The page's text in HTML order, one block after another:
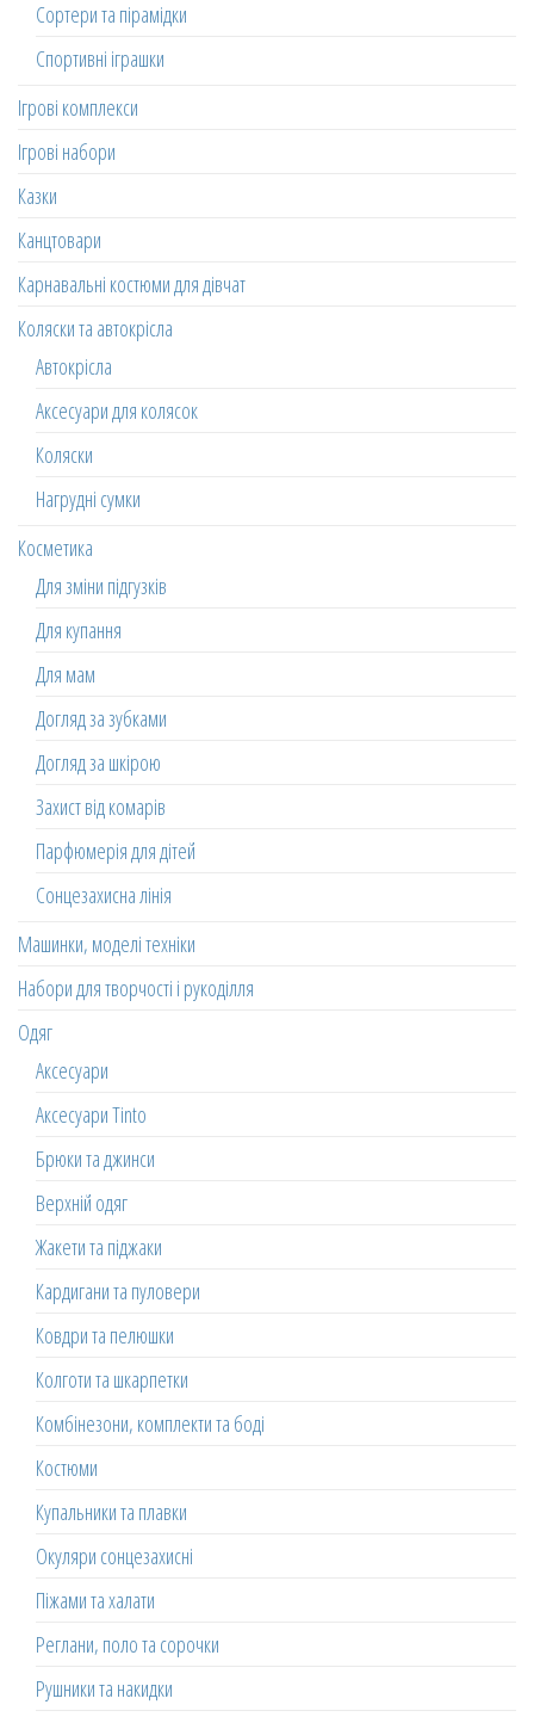
Сортери та пірамідки
Спортивні іграшки
Ігрові комплекси
Ігрові набори
Казки
Канцтовари
Карнавальні костюми для дівчат
Коляски та автокрісла
Автокрісла
Аксесуари для колясок
Коляски
Нагрудні сумки
Косметика
Для зміни підгузків
Для купання
Для мам
Догляд за зубками
Догляд за шкірою
Захист від комарів
Парфюмерія для дітей
Сонцезахисна лінія
Машинки, моделі техніки
Набори для творчості і рукоділля
Одяг
Аксесуари
Аксесуари Tinto
Брюки та джинси
Верхній одяг
Жакети та піджаки
Кардигани та пуловери
Ковдри та пелюшки
Колготи та шкарпетки
Комбінезони, комплекти та боді
Костюми
Купальники та плавки
Окуляри сонцезахисні
Піжами та халати
Реглани, поло та сорочки
Рушники та накидки